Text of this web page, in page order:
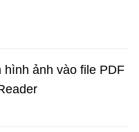
ảnh vào file PDF